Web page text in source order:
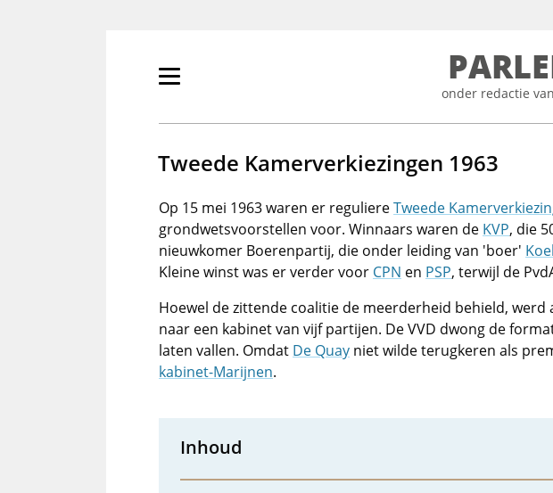
Primair
tonen/verbergen
onder redactie
Tweede Kamerverkiezingen 1963
Op 15 mei 1963 waren er reguliereTweede
grondwetsvoorstellen voor. Winnaars waren de KVP, die
nieuwkomer Boerenpartij, die onder leiding van 'boer'
Kleine winst was er verder voor CPN en PSP, terwijl de
Hoewel de zittende coalitie de meerderheid behield, werd
naar een kabinet van vijf partijen. De VVD dwong de
laten vallen. Omdat De Quay niet wilde terugkeren als
kabinet-Marijnen.
Inhoud